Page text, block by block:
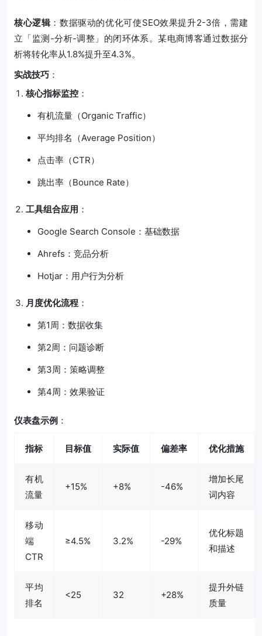
核心逻辑：数据驱动的优化可使SEO效果提升2-3倍，需建
立「监测-分析-调整」的闭环体系。某电商博客通过数据分
析将转化率从1.8%提升至4.3%。
实战技巧 ：
核心指标监控 ：
有机流量（Organic Traffic）
平均排名（Average Position）
点击率（CTR）
跳出率（Bounce Rate）
工具组合应用 ：
Google Search Console：基础数据
Ahrefs：竞品分析
Hotjar：用户行为分析
月度优化流程 ：
第1周：数据收集
第2周：问题诊断
第3周：策略调整
第4周：效果验证
仪表盘示例 ：
指标 目标值 实际值 偏差率 优化措施
有机
流量
+15% +8% -46%
增加长尾
词内容
移动
端
CTR
≥4.5% 3.2% -29%
优化标题
和描述
平均
排名
<25 32 +28%
提升外链
质量